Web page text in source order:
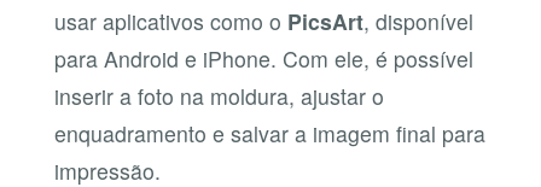
usar aplicativos como o PicsArt, disponível
para Android e iPhone. Com ele, é possível
inserir a foto na moldura, ajustar o
enquadramento e salvar a imagem final para
impressão.